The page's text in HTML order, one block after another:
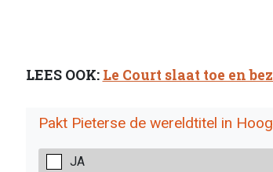
LEES OOK: Le Court slaat toe en
Pakt Pieterse de wereldtitel in
JA